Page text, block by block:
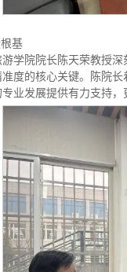
基
学院院长陈天荣教授
度的核心关键。陈院
业发展提供有力支持